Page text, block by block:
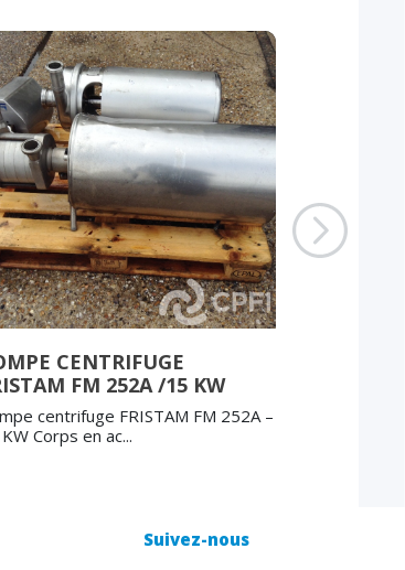
CENTRIFUGE
FM 252A /15 KW
centrifuge FRISTAM FM 252A –
Corps en ac...
Suivez-nous